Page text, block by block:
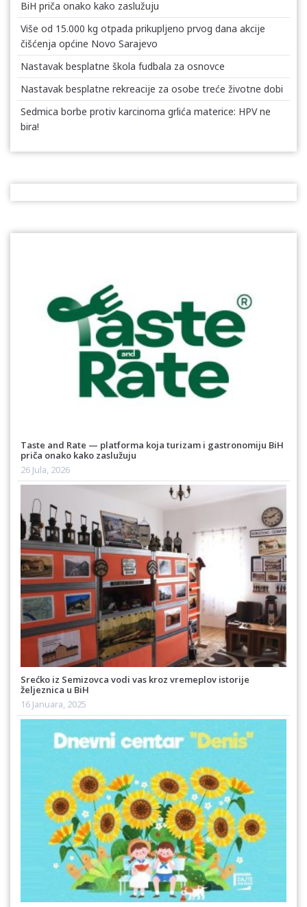
BiH priča onako kako zaslužuju
Više od 15.000 kg otpada prikupljeno prvog dana akcije
čišćenja općine Novo Sarajevo
Nastavak besplatne škola fudbala za osnovce
Nastavak besplatne rekreacije za osobe treće životne dobi
Sedmica borbe protiv karcinoma grlića materice: HPV ne
bira!
Taste and Rate — platforma koja turizam i gastronomiju BiH
priča onako kako zaslužuju
26 Jula, 2026
Srećko iz Semizovca vodi vas kroz vremeplov istorije
željeznica u BiH
16 Januara, 2025